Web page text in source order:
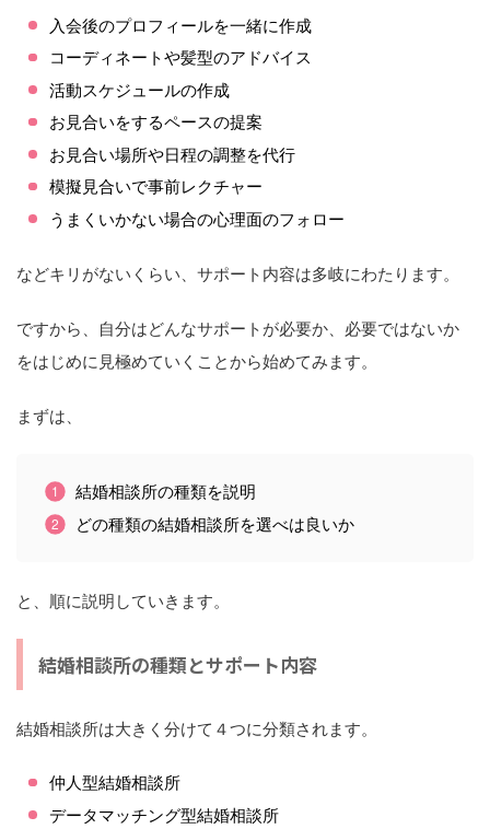
入会後のプロフィールを一緒に作成
コーディネートや髪型のアドバイス
活動スケジュールの作成
お見合いをするペースの提案
お見合い場所や日程の調整を代行
模擬見合いで事前レクチャー
うまくいかない場合の心理面のフォロー
などキリがないくらい、サポート内容は多岐にわたります。
ですから、自分はどんなサポートが必要か、必要ではないか
をはじめに見極めていくことから始めてみます。
まずは、
結婚相談所の種類を説明
どの種類の結婚相談所を選べは良いか
と、順に説明していきます。
結婚相談所の種類とサポート内容
結婚相談所は大きく分けて４つに分類されます。
仲人型結婚相談所
データマッチング型結婚相談所